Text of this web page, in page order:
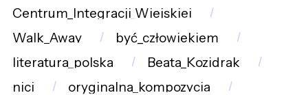
Centrum_Integracji_Wiejskiej
Walk_Away
być_człowiekiem
literatura_polska
Beata_Kozidrak
nici
oryginalna_kompozycja